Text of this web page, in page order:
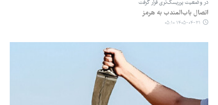
در وضعیت پرریسک‌تری قرار گرفت
اتصال باب‌المندب به هرمز
۱۴۰۵-۰۴-۳۱ ۰۵:۱۰